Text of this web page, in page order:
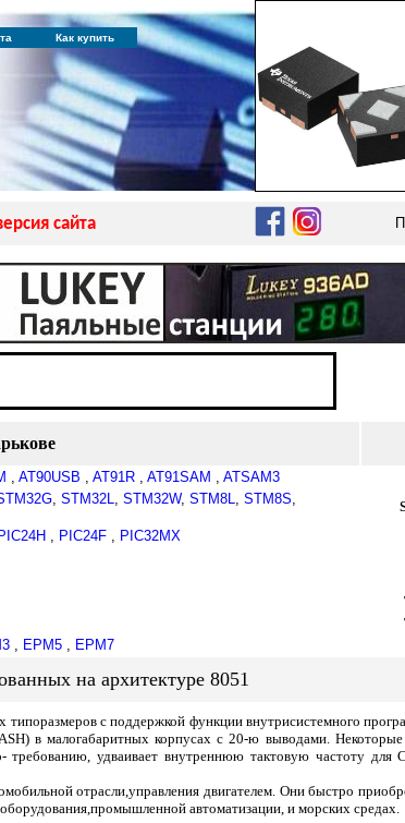
Как купить
сайта
, AT90USB , AT91R , AT91SAM , ATSAM3
, STM32L, STM32W, STM8L, STM8S,
PIC24H , PIC24F , PIC32MX
, EPM5 , EPM7
на архитектуре 8051
с поддержкой функции внутрисистемного
в малогабаритных корпусах с 20-ю выводами. Некоторые
удваивает внутреннюю тактовую частоту для
отрасли,управления двигателем. Они быстро
автоматизации, и морских средах.